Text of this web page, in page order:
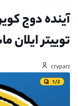
آینده دوج
توییتر ایلان
cryparz